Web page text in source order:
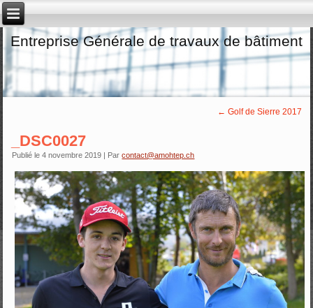
Entreprise Générale de travaux de bâtiment
← Golf de Sierre 2017
_DSC0027
Publié le 4 novembre 2019 | Par contact@amohtep.ch